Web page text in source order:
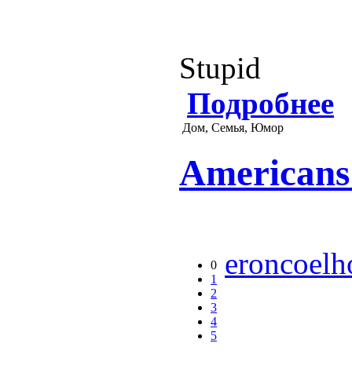
Stupid
Подробнее
Дом, Семья, Юмор
0
1
2
3
4
5